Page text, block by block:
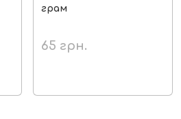
грам
65 грн.